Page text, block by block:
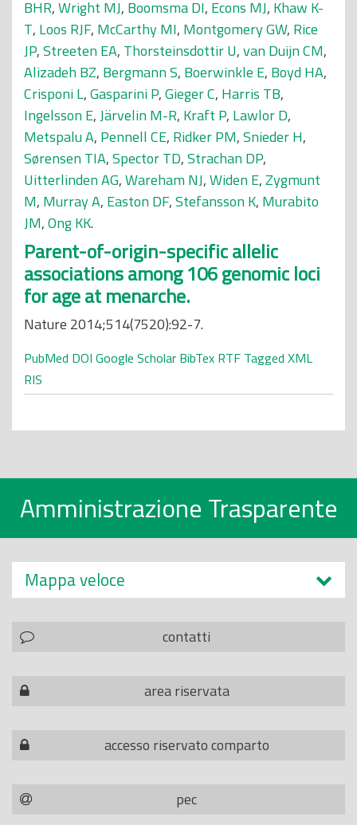
BHR,Wright MJ, Boomsma DI, Econs MJ, Khaw K-
T, Loos RJF, McCarthy MI, Montgomery GW, Rice
JP,Streeten EA, Thorsteinsdottir U,van Duijn CM,
Alizadeh BZ, Bergmann S, Boerwinkle E, Boyd HA,
Crisponi L,Gasparini P,Gieger C, Harris TB,
Ingelsson E,Järvelin M-R, Kraft P, Lawlor D,
Metspalu A, Pennell CE, Ridker PM,Snieder H,
Sørensen TIA,Spector TD,Strachan DP,
Uitterlinden AG,Wareham NJ,Widen E,Zygmunt
M, Murray A, Easton DF,Stefansson K, Murabito
JM,Ong KK.
Parent-of-origin-specific allelic
associations among 106 genomic loci
for age at menarche.
Nature 2014;514(7520):92-7.
PubMed DOI Google Scholar BibTex RTF Tagged XML
RIS
Amministrazione Trasparente
Mappa veloce
contatti
area riservata
accesso riservato comparto
pec